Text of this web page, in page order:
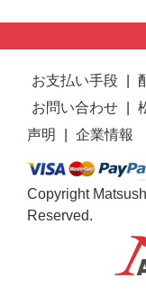
お支払い手段
お問い合わせ
声明
企業情報
Copyright
Reserved.